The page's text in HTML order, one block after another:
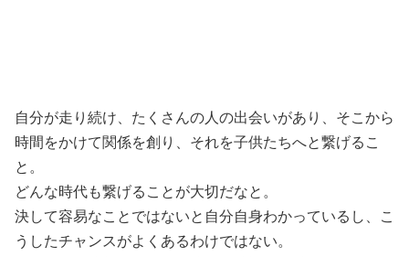
自分が走り続け、たくさんの人の出会いがあり、そこから
時間をかけて関係を創り、それを子供たちへと繋げるこ
と。
どんな時代も繋げることが大切だなと。
決して容易なことではないと自分自身わかっているし、こ
うしたチャンスがよくあるわけではない。